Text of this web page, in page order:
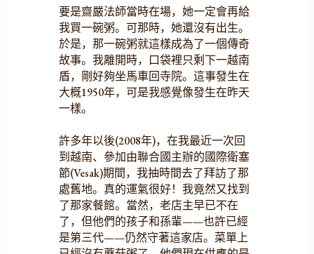
要是齋嚴法師當時在場，她一定會再給
我買一碗粥。可那時，她還沒有出生。
於是，那一碗粥就這樣成為了一個傳奇
故事。我離開時，口袋裡只剩下一越南
盾，剛好夠坐馬車回寺院。這事發生在
大概1950年，可是我感覺像發生在昨天
一樣。
許多年以後(2008年)，在我最近一次回
到越南、參加由聯合國主辦的國際衛塞
節(Vesak)期間，我抽時間去了拜訪了那
處舊地。真的運氣很好！我竟然又找到
了那家餐館。當然，老店主早已不在
了，但他們的孩子和孫輩——也許已經
是第三代——仍然守著這家店。菜單上